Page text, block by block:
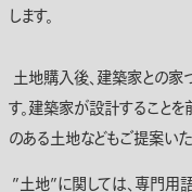
します。
土地購入後、建築家との家
す。建築家が設計すること
のある土地などもご提案いた
”土地”に関しては、専門用